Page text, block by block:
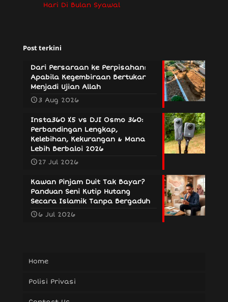
Hari Di Bulan Syawal
Post terkini
Dari Persaraan ke Perpisahan:
Apabila Kegembiraan Bertukar
Menjadi Ujian Allah
3 Aug 2026
Insta360 X5 vs DJI Osmo 360:
Perbandingan Lengkap,
Kelebihan, Kekurangan & Mana
Lebih Berbaloi 2026
27 Jul 2026
Kawan Pinjam Duit Tak Bayar?
Panduan Seni Kutip Hutang
Secara Islamik Tanpa Bergaduh
6 Jul 2026
Home
Polisi Privasi